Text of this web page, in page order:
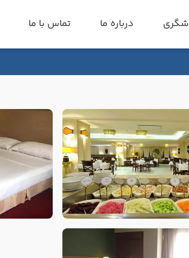
درباره ما تماس با ما